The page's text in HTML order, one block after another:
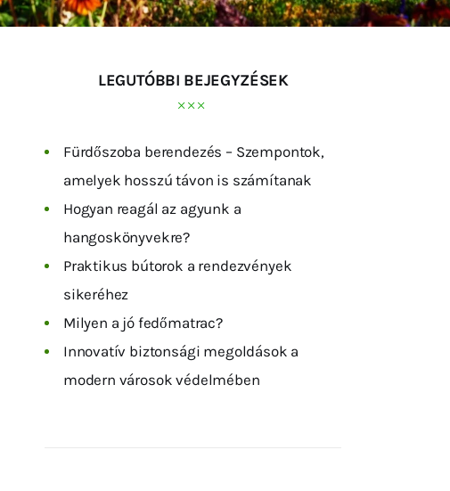
LEGUTÓBBI BEJEGYZÉSEK
Fürdőszoba berendezés – Szempontok,
amelyek hosszú távon is számítanak
Hogyan reagál az agyunk a
hangoskönyvekre?
Praktikus bútorok a rendezvények
sikeréhez
Milyen a jó fedőmatrac?
Innovatív biztonsági megoldások a
modern városok védelmében